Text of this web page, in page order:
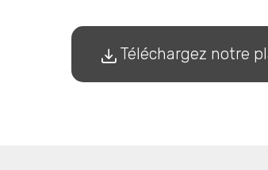
Téléchargez notre